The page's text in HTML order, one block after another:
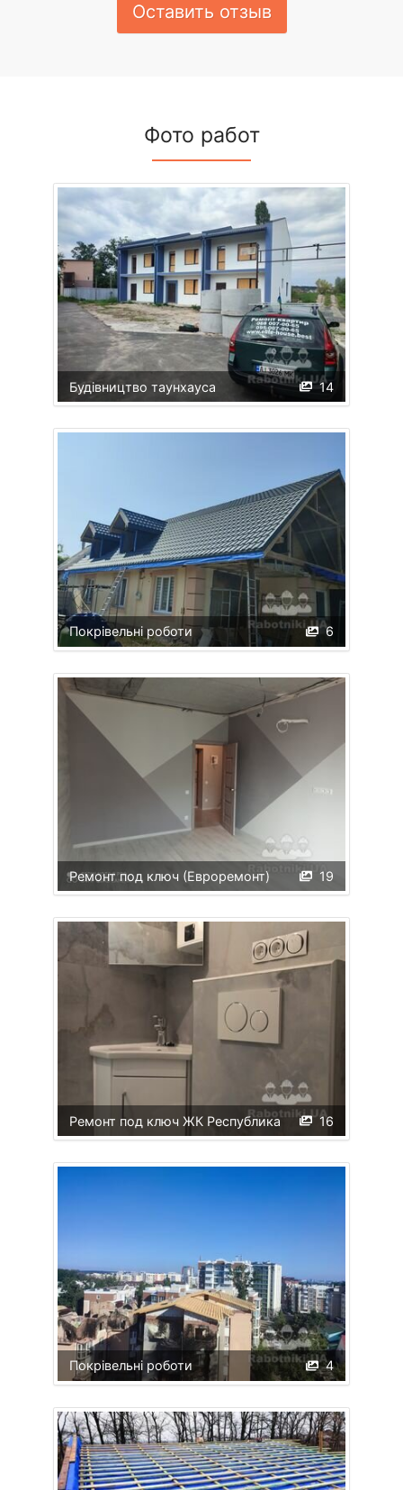
Оставить отзыв
Фото работ
14
Будівництво таунхауса
6
Покрівельні роботи
19
Ремонт под ключ (Евроремонт)
16
Ремонт под ключ ЖК Республика
4
Покрівельні роботи